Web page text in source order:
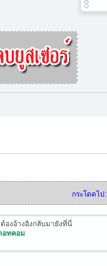
กระโดดไป:
งอ้างอิงกลับมายังที่นี่
อทคอม